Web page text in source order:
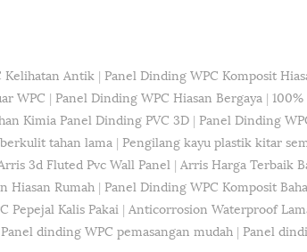
Kelihatan Antik | Panel Dinding WPC Komposit
WPC | Panel Dinding WPC Hiasan Bergaya |
Kimia Panel Dinding PVC 3D | Panel Dinding
tahan lama | Pengilang kayu plastik kitar
3d Fluted Pvc Wall Panel | Arris Harga Terbaik
Hiasan Rumah | Panel Dinding WPC Komposit
Pepejal Kalis Pakai | Anticorrosion Waterproof
Panel dinding WPC pemasangan mudah | Panel